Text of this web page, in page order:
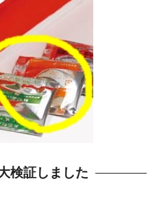
検証しました